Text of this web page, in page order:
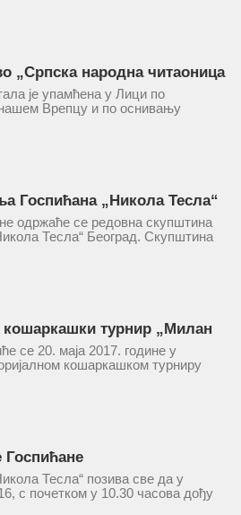
„Српска народна читаоница
је упамћена у Лици по
Врепцу и по оснивању
читаоница и књижница у
за културним и духовним
Госпићана „Никола Тесла“
одржаће се редовна скупштина
Тесла“ Београд. Скупштина
ресторана „Тесла“, Савски трг бр.
Скупштину је предложен...
турнир „Милан
20. маја 2017.
се 20. маја 2017. године у
кошаркашком турниру
Као и прошле године,
Личког Осика, Плашког, као и
из...
Госпићане
Тесла“ позива све да у
с почетком у 10.30 часова дођу
у Борчи (Улица Вука Караџића